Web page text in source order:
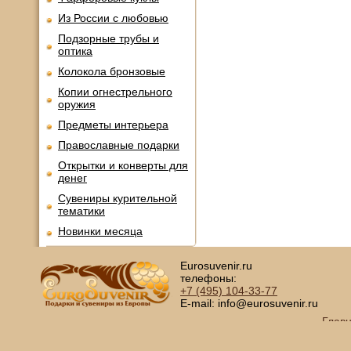
Из России с любовью
Подзорные трубы и
оптика
Колокола бронзовые
Копии огнестрельного
оружия
Предметы интерьера
Православные подарки
Открытки и конверты для
денег
Сувениры курительной
тематики
Новинки месяца
Eurosuvenir.ru
телефоны:
+7 (495) 104-33-77
E-mail: info@eurosuvenir.ru